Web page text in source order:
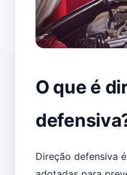
O que é
Direção defensiva